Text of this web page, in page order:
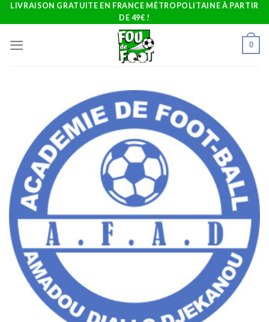
Skip
to
content
LIVRAISON GRATUITE EN FRANCE MÉTROPOLITAINE À PARTIR
DE 49€ !
0